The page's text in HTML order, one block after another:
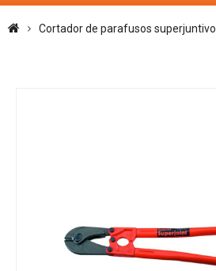
Cortador de parafusos superjuntivo